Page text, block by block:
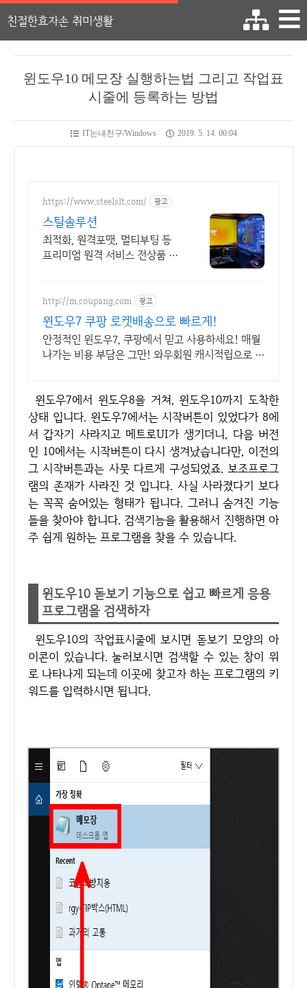
친절한효자손 취미생활
윈도우10 메모장 실행하는법 그리고 작업표
시줄에 등록하는 방법
IT는내친구/Windows 2019. 5. 14. 00:04
https://www.steelslt.com/ 광고
스틸솔루션
최적화, 원격포맷, 멀티부팅 등
프리미엄 원격 서비스 전상품 6
http://m.coupang.com 광고
윈도우7 쿠팡 로켓배송으로 빠르게!
안정적인 윈도우7, 쿠팡에서 믿고 사용하세요! 매월
나가는 비용 부담은 그만! 와우회원 캐시적립으로 더
윈도우7에서 윈도우8을 거쳐, 윈도우10까지 도착한
상태 입니다. 윈도우7에서는 시작버튼이 있었다가 8에
서 갑자기 사라지고 메트로UI가 생기더니, 다음 버전
인 10에서는 시작버튼이 다시 생겨났습니다만, 이전의
그 시작버튼과는 사뭇 다르게 구성되었죠. 보조프로그
램의 존재가 사라진 것 입니다. 사실 사라졌다기 보다
는 꼭꼭 숨어있는 형태가 됩니다. 그러니 숨겨진 기능
들을 찾아야 합니다. 검색기능을 활용해서 진행하면 아
주 쉽게 원하는 프로그램을 찾을 수 있습니다.
윈도우10 돋보기 기능으로 쉽고 빠르게 응용
프로그램을 검색하자
윈도우10의 작업표시줄에 보시면 돋보기 모양의 아
이콘이 있습니다. 눌러보시면 검색할 수 있는 창이 위
로 나타나게 되는데 이곳에 찾고자 하는 프로그램의 키
워드를 입력하시면 됩니다.